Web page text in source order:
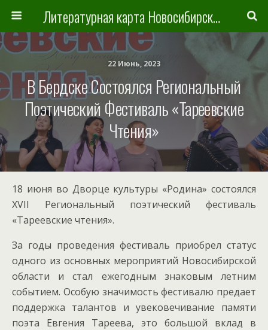
Литературная карта Новосибирска и Новосибирской области
22 Июнь, 2023
В Бердске Состоялся Региональный
Поэтический Фестиваль «Тареевские
Чтения»
18 июня во Дворце культуры «Родина» состоялся
XVII Региональный поэтический фестиваль
«Тареевские чтения».
За годы проведения фестиваль приобрел статус
одного из основных мероприятий Новосибирской
области и стал ежегодным знаковым летним
событием. Особую значимость фестивалю предает
поддержка талантов и увековечивание памяти
поэта Евгения Тареева, это большой вклад в